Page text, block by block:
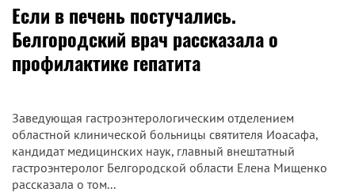
​Если в печень постучались.
Белгородский врач рассказала о
профилактике гепатита
Заведующая гастроэнтерологическим отделением
областной клинической больницы святителя Иоасафа,
кандидат медицинских наук, главный внештатный
гастроэнтеролог Белгородской области Елена Мищенко
рассказала о том...